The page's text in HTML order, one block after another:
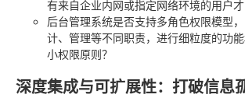
有来自企业内网或指定网络环境的用户才
后台管理系统是否支持多角色权限模型
计、管理等不同职责，进行细粒度的功
小权限原则？
深度集成与可扩展性：打破信息